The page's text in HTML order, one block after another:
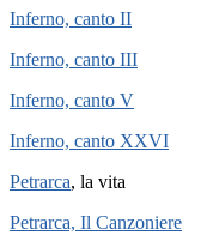
Inferno, canto II
Inferno, canto III
Inferno, canto V
Inferno, canto XXVI
Petrarca, la vita
Petrarca, Il Canzoniere